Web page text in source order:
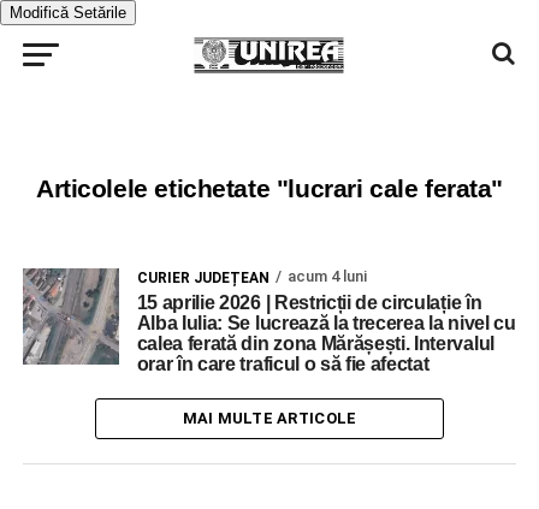
Modifică Setările
Articolele etichetate "lucrari cale ferata"
CURIER JUDEȚEAN acum 4 luni
15 aprilie 2026 | Restricții de circulație în
Alba Iulia: Se lucrează la trecerea la nivel cu
calea ferată din zona Mărășești. Intervalul
orar în care traficul o să fie afectat
MAI MULTE ARTICOLE